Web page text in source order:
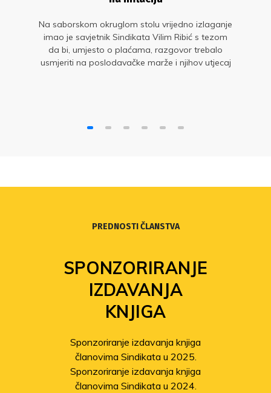
Na saborskom okruglom stolu vrijedno izlaganje
imao je savjetnik Sindikata Vilim Ribić s tezom
da bi, umjesto o plaćama, razgovor trebalo
usmjeriti na poslodavačke marže i njihov utjecaj
PREDNOSTI ČLANSTVA
SPONZORIRANJE
IZDAVANJA
KNJIGA
Sponzoriranje izdavanja knjiga
članovima Sindikata u 2025.
Sponzoriranje izdavanja knjiga
članovima Sindikata u 2024.